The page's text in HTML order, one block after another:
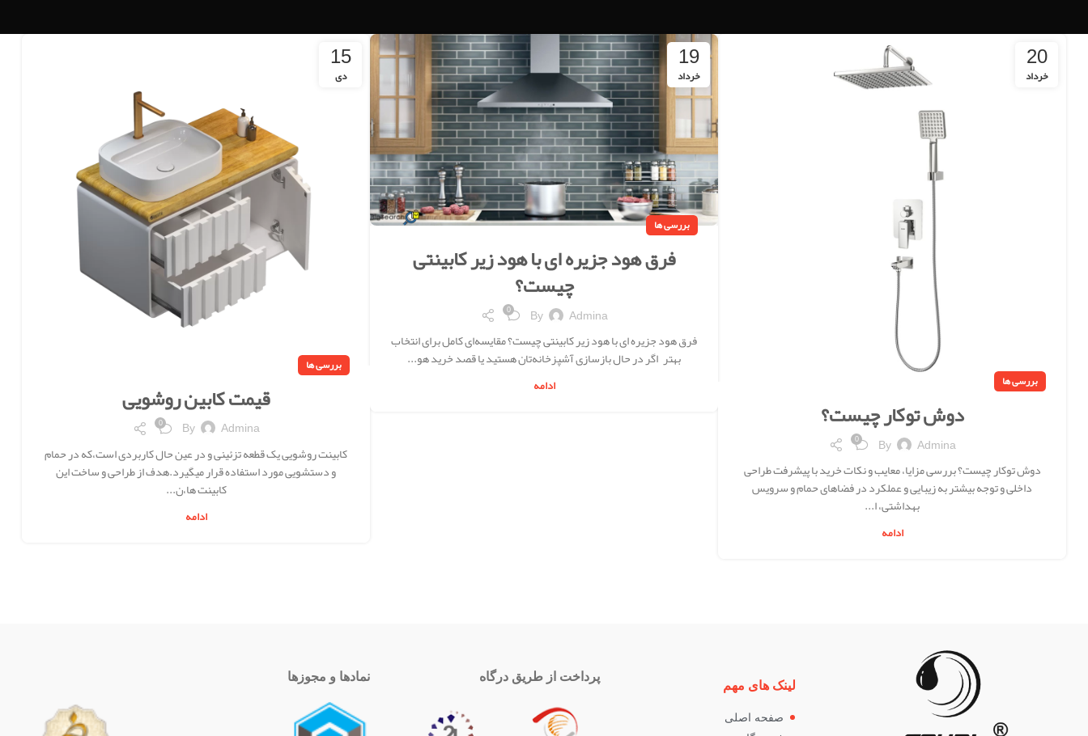
20
خرداد
بررسی ها
دوش توکار چیست؟
By Admina
0
دوش توکار چیست؟ بررسی مزایا، معایب و نکات خرید با پیشرفت طراحی
داخلی و توجه بیشتر به زیبایی و عملکرد در فضاهای حمام و سرویس
بهداشتی، ا...
ادامه
19
خرداد
بررسی ها
فرق هود جزیره ای با هود زیر کابینتی
چیست؟
By Admina
0
فرق هود جزیره ای با هود زیر کابینتی چیست؟ مقایسه‌ای کامل برای انتخاب
بهتر اگر در حال بازسازی آشپزخانه‌تان هستید یا قصد خرید هو...
ادامه
15
دی
بررسی ها
قیمت کابین روشویی
By Admina
0
کابینت روشویی یک قطعه تزئینی و در عین حال کاربردی است،که در حمام
و دستشویی مورد استفاده قرار میگیرد.هدف از طراحی و ساخت این
کابینت ها،ن...
ادامه
لینک های مهم
صفحه اصلی
پرداخت از طریق درگاه نمادها و مجوزها